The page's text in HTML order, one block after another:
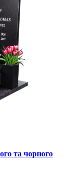
та чорного